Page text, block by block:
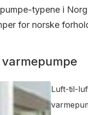
typene i
for norske
Luft-til-